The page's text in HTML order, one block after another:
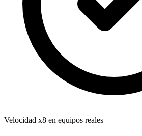
Velocidad x8 en equipos reales